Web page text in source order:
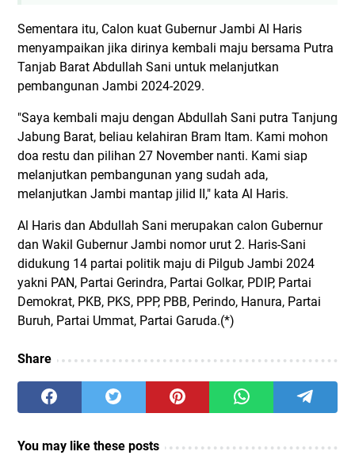
Sementara itu, Calon kuat Gubernur Jambi Al Haris
menyampaikan jika dirinya kembali maju bersama Putra
Tanjab Barat Abdullah Sani untuk melanjutkan
pembangunan Jambi 2024-2029.
"Saya kembali maju dengan Abdullah Sani putra Tanjung
Jabung Barat, beliau kelahiran Bram Itam. Kami mohon
doa restu dan pilihan 27 November nanti. Kami siap
melanjutkan pembangunan yang sudah ada,
melanjutkan Jambi mantap jilid II," kata Al Haris.
Al Haris dan Abdullah Sani merupakan calon Gubernur
dan Wakil Gubernur Jambi nomor urut 2. Haris-Sani
didukung 14 partai politik maju di Pilgub Jambi 2024
yakni PAN, Partai Gerindra, Partai Golkar, PDIP, Partai
Demokrat, PKB, PKS, PPP, PBB, Perindo, Hanura, Partai
Buruh, Partai Ummat, Partai Garuda.(*)
Share
You may like these posts